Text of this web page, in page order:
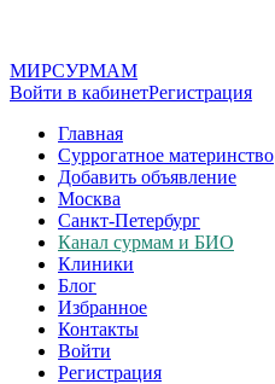
МИРСУРМАМ
Войти в кабинетРегистрация
Главная
Суррогатное материнство
Добавить объявление
Москва
Санкт-Петербург
Канал сурмам и БИО
Клиники
Блог
Избранное
Контакты
Войти
Регистрация